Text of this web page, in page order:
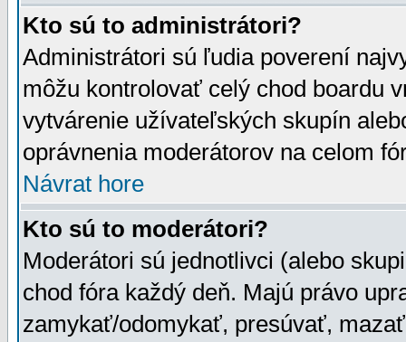
Kto sú to administrátori?
Administrátori sú ľudia poverení
môžu kontrolovať celý chod boardu
vytvárenie užívateľských skupín
oprávnenia moderátorov na celom
Návrat hore
Kto sú to moderátori?
Moderátori sú jednotlivci (alebo
chod fóra každý deň. Majú právo
zamykať/odomykať, presúvať,